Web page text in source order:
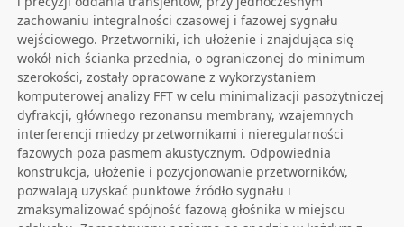
zachowaniu integralności czasowej i fazowej sygnału
wejściowego. Przetworniki, ich ułożenie i znajdująca się
wokół nich ścianka przednia, o ograniczonej do minimum
szerokości, zostały opracowane z wykorzystaniem
komputerowej analizy FFT w celu minimalizacji pasożytniczej
dyfrakcji, głównego rezonansu membrany, wzajemnych
interferencji miedzy przetwornikami i nieregularności
fazowych poza pasmem akustycznym. Odpowiednia
konstrukcja, ułożenie i pozycjonowanie przetworników,
pozwalają uzyskać punktowe źródło sygnału i
zmaksymalizować spójność fazową głośnika w miejscu